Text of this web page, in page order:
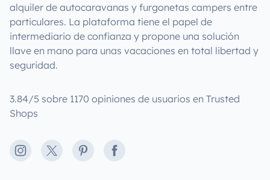
alquiler de autocaravanas y furgonetas campers entre
particulares. La plataforma tiene el papel de
intermediario de confianza y propone una solución
llave en mano para unas vacaciones en total libertad y
seguridad.
3.84/5 sobre 1170 opiniones de usuarios en Trusted
Shops
Instagram
X PinterestFacebook